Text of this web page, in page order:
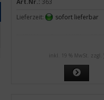
Lieferzeit:
sofort lieferbar
inkl. 19 % MwSt. zzgl.